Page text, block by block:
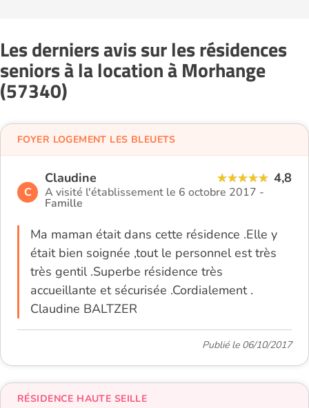
Les derniers avis sur les résidences
seniors à la location à Morhange
(57340)
C
Claudine 4,8
A visité l'établissement le 6 octobre 2017 -
Famille
Ma maman était dans cette résidence .Elle y
était bien soignée ,tout le personnel est très
très gentil .Superbe résidence très
accueillante et sécurisée .Cordialement .
Claudine BALTZER
FOYER LOGEMENT LES BLEUETS
Publié le 06/10/2017
RÉSIDENCE HAUTE SEILLE